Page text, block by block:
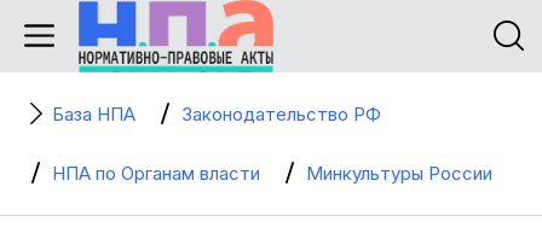
База НПА Законодательство РФ
НПА по Органам власти Минкультуры России